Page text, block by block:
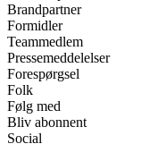
Brandpartner
Formidler
Teammedlem
Pressemeddelelser
Forespørgsel
Folk
Følg med
Bliv abonnent
Social